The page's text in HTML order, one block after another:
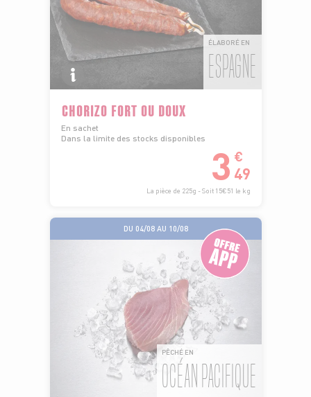
ÉLABORÉ EN
ESPAGNE
CHORIZO FORT OU DOUX
En sachet
Dans la limite des stocks disponibles
3 €
49
La pièce de 225g - Soit 15€51 le kg
DU 04/08 AU 10/08
PÊCHÉ EN
OCÉAN PACIFIQUE